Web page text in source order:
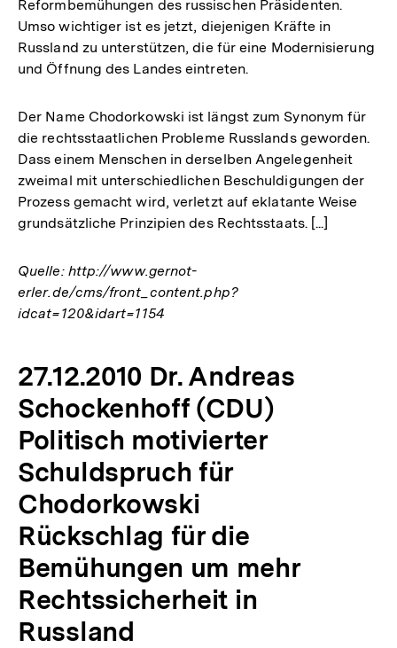
Reformbemühungen des russischen Präsidenten.
Umso wichtiger ist es jetzt, diejenigen Kräfte in
Russland zu unterstützen, die für eine Modernisierung
und Öffnung des Landes eintreten.
Der Name Chodorkowski ist längst zum Synonym für
die rechtsstaatlichen Probleme Russlands geworden.
Dass einem Menschen in derselben Angelegenheit
zweimal mit unterschiedlichen Beschuldigungen der
Prozess gemacht wird, verletzt auf eklatante Weise
grundsätzliche Prinzipien des Rechtsstaats. [...]
Quelle: http://www.gernot-
erler.de/cms/front_content.php?
idcat=120&idart=1154
27.12.2010 Dr. Andreas
Schockenhoff (CDU)
Politisch motivierter
Schuldspruch für
Chodorkowski
Rückschlag für die
Bemühungen um mehr
Rechtssicherheit in
Russland